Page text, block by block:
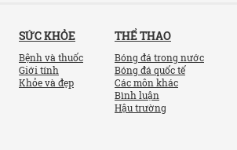
SỨC KHỎE
Bệnh và thuốc
Giới tính
Khỏe và đẹp
THỂ THAO
Bóng đá trong nước
Bóng đá quốc tế
Các môn khác
Bình luận
Hậu trường